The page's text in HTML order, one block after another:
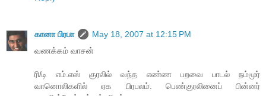
கானா பிரபா
May 18, 2007 at 12:15 PM
வணக்கம் வாசன்
ரி/டி எம்.எஸ் குரலில் வந்த எண்ண பறவை பாடல் நம்மூர்
வானொலிகளில் ஏக பிரபலம். பெண்குரலினைப் பின்னர்